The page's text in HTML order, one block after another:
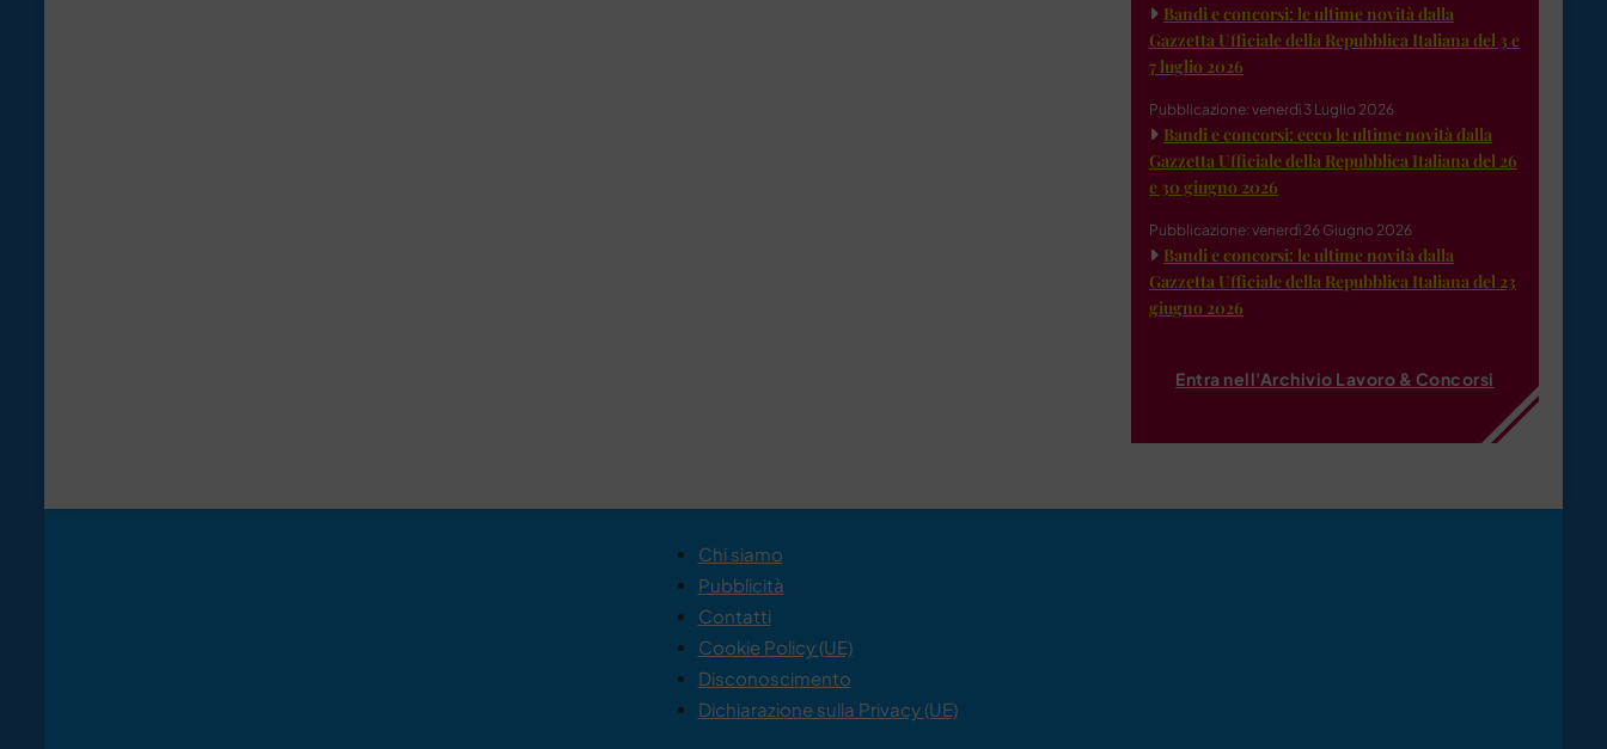
Bandi e concorsi: le ultime novità dalla
Gazzetta Ufficiale della Repubblica Italiana del 3 e
7 luglio 2026
Pubblicazione: venerdì 3 Luglio 2026
Bandi e concorsi: ecco le ultime novità dalla
Gazzetta Ufficiale della Repubblica Italiana del 26
e 30 giugno 2026
Pubblicazione: venerdì 26 Giugno 2026
Bandi e concorsi: le ultime novità dalla
Gazzetta Ufficiale della Repubblica Italiana del 23
giugno 2026
Entra nell'Archivio Lavoro & Concorsi
Chi siamo
Pubblicità
Contatti
Cookie Policy (UE)
Disconoscimento
Dichiarazione sulla Privacy (UE)